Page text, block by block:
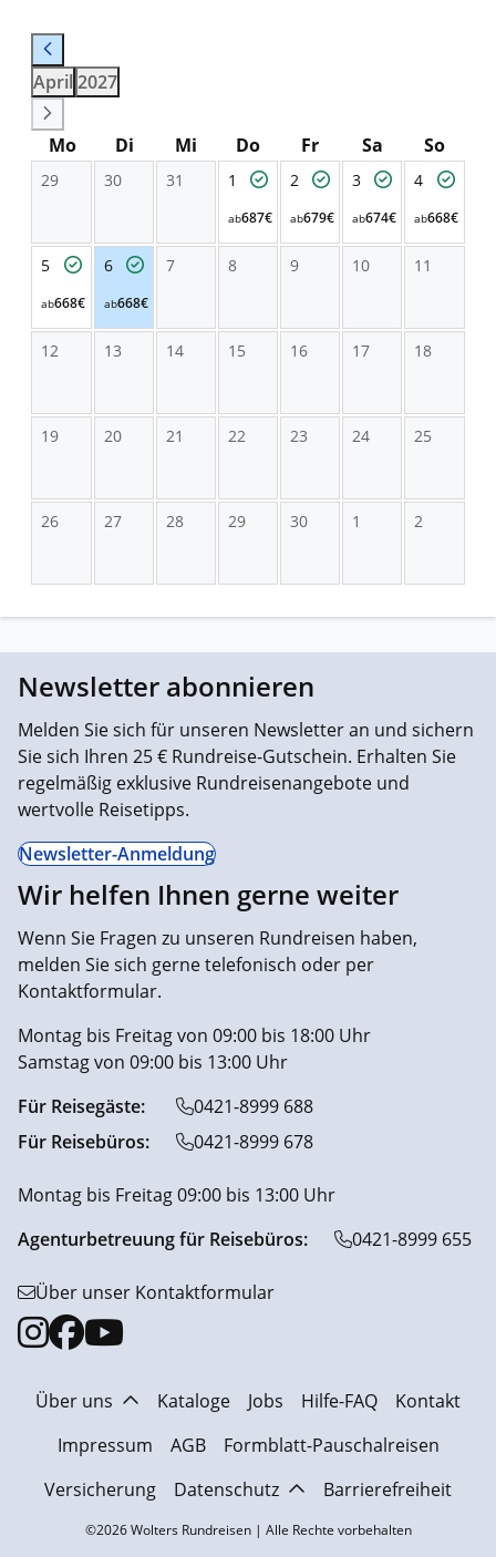
April 2027
Mo Di Mi Do Fr Sa So
29 30 31 1
ab687€
2
ab679€
3
ab674€
4
ab668€
5
ab668€
6
ab668€
7 8 9 10 11
12 13 14 15 16 17 18
19 20 21 22 23 24 25
26 27 28 29 30 1 2
Newsletter abonnieren
Melden Sie sich für unseren Newsletter an und sichern
Sie sich Ihren 25 € Rundreise-Gutschein. Erhalten Sie
regelmäßig exklusive Rundreisenangebote und
wertvolle Reisetipps.
Newsletter-Anmeldung
Wir helfen Ihnen gerne weiter
Wenn Sie Fragen zu unseren Rundreisen haben,
melden Sie sich gerne telefonisch oder per
Kontaktformular.
Montag bis Freitag von 09:00 bis 18:00 Uhr
Samstag von 09:00 bis 13:00 Uhr
Für Reisegäste:
0421-8999 688
Für Reisebüros:
0421-8999 678
Montag bis Freitag 09:00 bis 13:00 Uhr
Agenturbetreuung für Reisebüros:
0421-8999 655
Über unser Kontaktformular
Über uns Kataloge Jobs Hilfe-FAQ
Kontakt
Impressum
AGB
Formblatt-Pauschalreisen
Versicherung
Datenschutz Barrierefreiheit
©2026 Wolters Rundreisen | Alle Rechte vorbehalten